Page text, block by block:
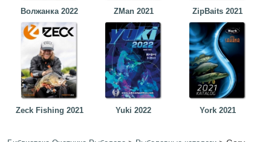
Волжанка 2022 ZMan 2021 ZipBaits 2021
Zeck Fishing 2021 Yuki 2022 York 2021